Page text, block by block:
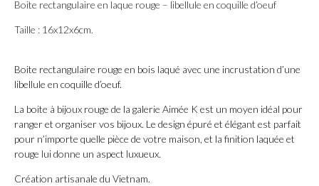
Boite rectangulaire en laque rouge – libellule en coquille d’oeuf
Taille : 16x12x6cm.
Boite rectangulaire rouge en bois laqué avec une incrustation d’une
libellule en coquille d’oeuf.
La boite à bijoux rouge de la galerie Aimée K est un moyen idéal pour
ranger et organiser vos bijoux. Le design épuré et élégant est parfait
pour n’importe quelle pièce de votre maison, et la finition laquée et
rouge lui donne un aspect luxueux.
Création artisanale du Vietnam.